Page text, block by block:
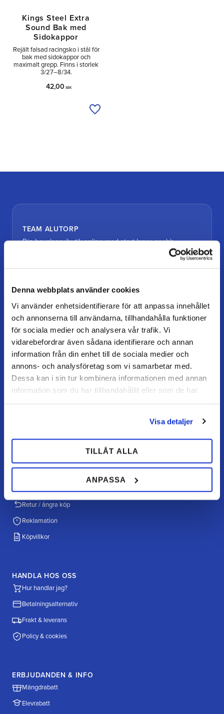
Denna webbplats använder cookies
Vi använder enhetsidentifierare för att anpassa innehållet
och annonserna till användarna, tillhandahålla funktioner
för sociala medier och analysera vår trafik. Vi
vidarebefordrar även sådana identifierare och annan
information från din enhet till de sociala medier och
annons- och analysföretag som vi samarbetar med.
Dessa kan i sin tur kombinera informationen med annan
information som du har tillhandahållit eller som de har
Visa detaljer
TILLÅT ALLA
ANPASSA
Kings Steel Extra
Sound Bak med
Sidokappor
Rejält falsad racingsko i stål för
bak med sidokappor och
maximalt grepp. Finns i storlek
3/27–8/34.
42,00 SEK
Lägg till i önskelista
TEAM ALUTORP
Din hovslageributik online med stort lager, snabb
kundtjanst@teamalutorp.se
Vår gårdsbutik
Alutorp, Frestensfällevägen 64
26996 Båstad
Öppettider
Måndag–torsdag: 07–16
Retur / ångra köp
Reklamation
Köpvillkor
HANDLA HOS OSS
Hur handlar jag?
Betalningsalternativ
Frakt & leverans
Policy & cookies
ERBJUDANDEN & INFO
Mängdrabatt
Elevrabatt